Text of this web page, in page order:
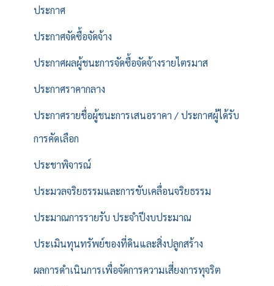
ประกาศ
ประกาศจัดซื้อจัดจ้าง
ประกาศผลผู้ชนะการจัดซื้อจัดจ้างรายไตรมาส
ประกาศราคากลาง
ประกาศรายชื่อผู้ชนะการเสนอราคา / ประกาศผู้ได้รับ
การคัดเลือก
ประชาพิจารณ์
ประมวลจริยธรรมและการขับเคลื่อนจริยธรรม
ประมาณการรายรับ ประจำปีงบประมาณ
ประเมินทุนทรัพย์ของที่ดินและสิ่งปลูกสร้าง
ผลการดำเนินการเพื่อจัดการความเสี่ยงการทุจริต